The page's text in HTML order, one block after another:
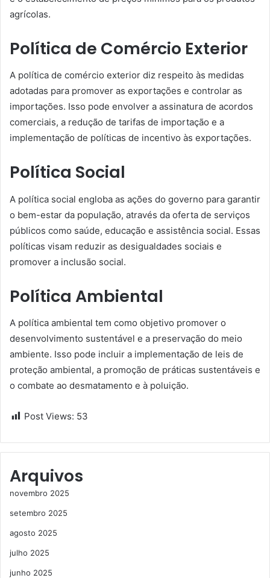
agrícolas.
Política de Comércio Exterior
A política de comércio exterior diz respeito às medidas
adotadas para promover as exportações e controlar as
importações. Isso pode envolver a assinatura de acordos
comerciais, a redução de tarifas de importação e a
implementação de políticas de incentivo às exportações.
Política Social
A política social engloba as ações do governo para garantir
o bem-estar da população, através da oferta de serviços
públicos como saúde, educação e assistência social. Essas
políticas visam reduzir as desigualdades sociais e
promover a inclusão social.
Política Ambiental
A política ambiental tem como objetivo promover o
desenvolvimento sustentável e a preservação do meio
ambiente. Isso pode incluir a implementação de leis de
proteção ambiental, a promoção de práticas sustentáveis e
o combate ao desmatamento e à poluição.
Post Views: 53
Arquivos
novembro 2025
setembro 2025
agosto 2025
julho 2025
junho 2025